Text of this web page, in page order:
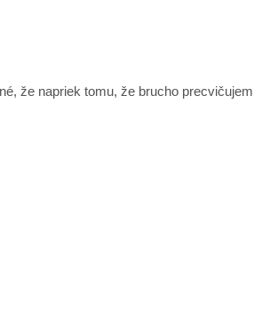
že napriek tomu, že brucho precvičujem